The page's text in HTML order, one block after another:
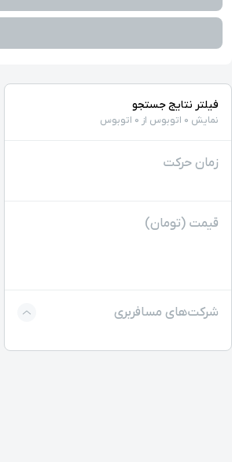
فیلتر نتایج جستجو
نمایش 0 اتوبوس از 0 اتوبوس
زمان حرکت
قیمت (تومان)
شرکت‌های مسافربری